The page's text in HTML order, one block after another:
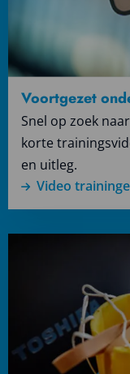
Voortgezet
Snel op zoek
korte
en uitleg.
Video